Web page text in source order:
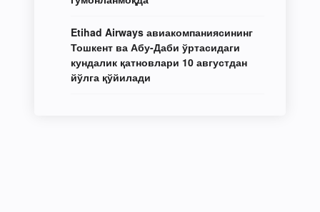
Etihad Airways авиакомпаниясининг
Тошкент ва Абу-Даби ўртасидаги
кундалик қатновлари 10 августдан
йўлга қўйилади